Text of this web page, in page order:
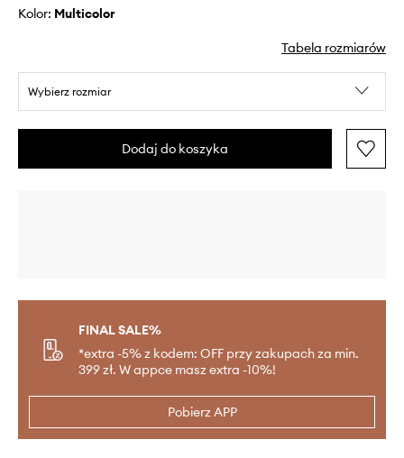
Kolor: multicolor
Tabela rozmiarów
Wybierz rozmiar
Dodaj do koszyka
FINAL SALE%
*extra -5% z kodem: OFF przy zakupach za min.
399 zł. W appce masz extra -10%!
Pobierz APP